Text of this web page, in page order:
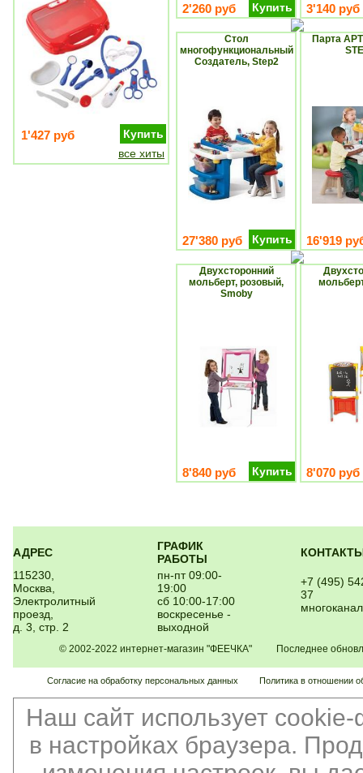
1'427 руб
Купить
все хиты
2'260 руб Купить 3'140 руб
Стол
многофункциональный
Создатель, Step2
27'380 руб Купить
Парта
16'919
Двухсторонний
мольберт, розовый,
Smoby
8'840 руб Купить 8'070 руб
АДРЕС
ГРАФИК
РАБОТЫ
115230,
Москва,
Электролитный
проезд,
д. 3, стр. 2
пн-пт 09:00-
19:00
сб 10:00-17:00
воскресенье -
выходной
+7 (495)
37
© 2002-2022 интернет-магазин "ФЕЕЧКА" Последнее
Согласие на обработку персональных данных Политика в отношении
Наш сайт использует
в настройках браузера.